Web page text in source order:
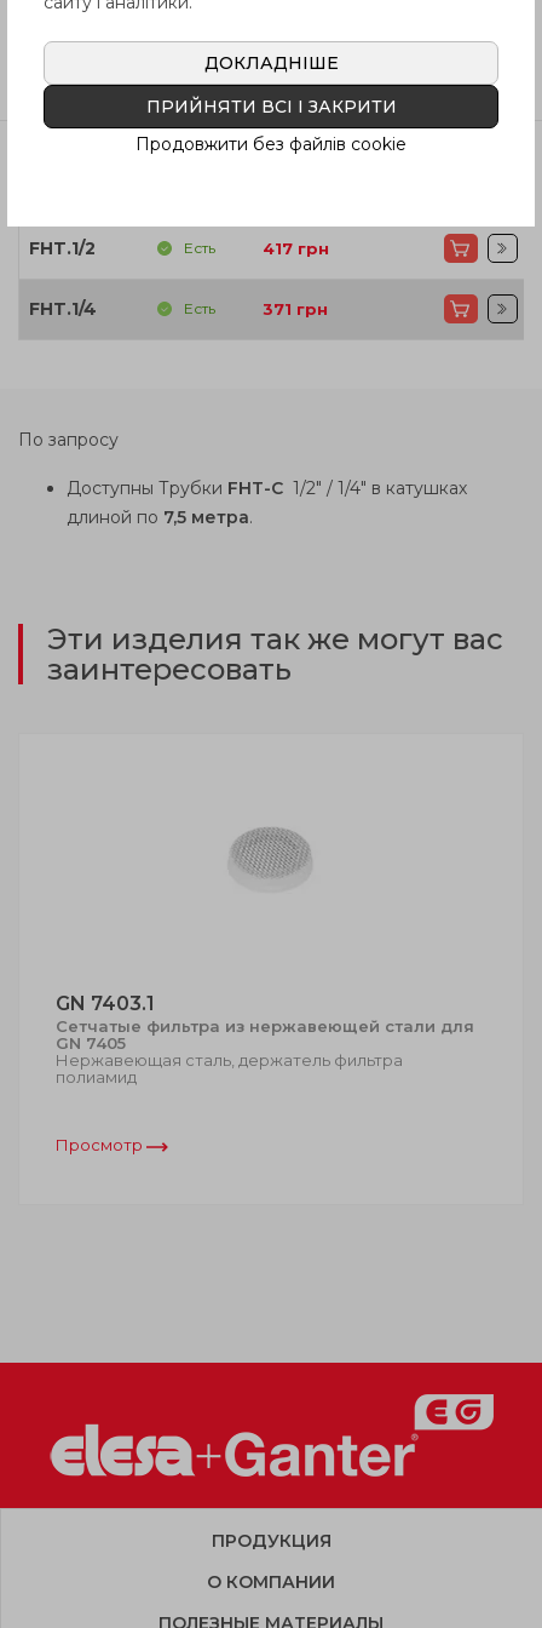
Отзывы
FHT.1/2 Есть 417 грн
FHT.1/4 Есть 371 грн
По запросу
Доступны Трубки FHT-С 1/2" / 1/4" в катушках
длиной по 7,5 метра.
Эти изделия так же могут вас
заинтересовать
GN 7403.1
Сетчатые фильтра из нержавеющей стали для
GN 7405
Нержавеющая сталь, держатель фильтра
полиамид
Просмотр
ПРОДУКЦИЯ
О КОМПАНИИ
ПОЛЕЗНЫЕ МАТЕРИАЛЫ
ДОКЛАДНІШЕ
ПРИЙНЯТИ ВСІ І ЗАКРИТИ
Продовжити без файлів cookie